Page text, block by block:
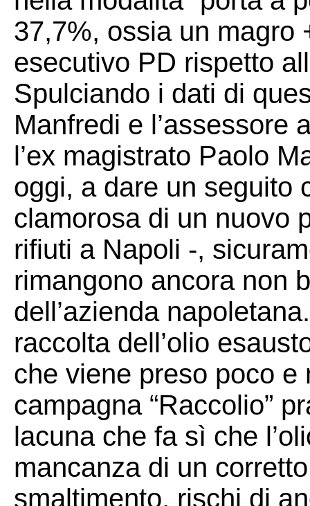
37,7%, ossia un magro
esecutivo PD rispetto
Spulciando i dati di
Manfredi e l’assessore
l’ex magistrato Paolo
oggi, a dare un seguito
clamorosa di un nuovo
rifiuti a Napoli -,
rimangono ancora non
dell’azienda
raccolta dell’olio
che viene preso poco e
campagna “Raccolio”
lacuna che fa sì che
mancanza di un
smaltimento, rischi di